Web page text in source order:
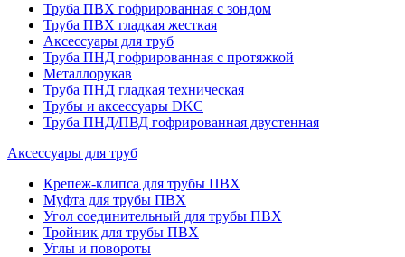
Труба ПВХ гофрированная с зондом
Труба ПВХ гладкая жесткая
Аксессуары для труб
Труба ПНД гофрированная с протяжкой
Металлорукав
Труба ПНД гладкая техническая
Трубы и аксессуары DKC
Труба ПНД/ПВД гофрированная двустенная
Аксессуары для труб
Крепеж-клипса для трубы ПВХ
Муфта для трубы ПВХ
Угол соединительный для трубы ПВХ
Тройник для трубы ПВХ
Углы и повороты